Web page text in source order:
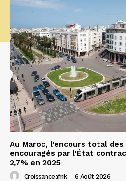
Au Maroc, l’encours total
encouragés par l’État
2,7% en 2025
Croissanceafrik - 6 Août 2026